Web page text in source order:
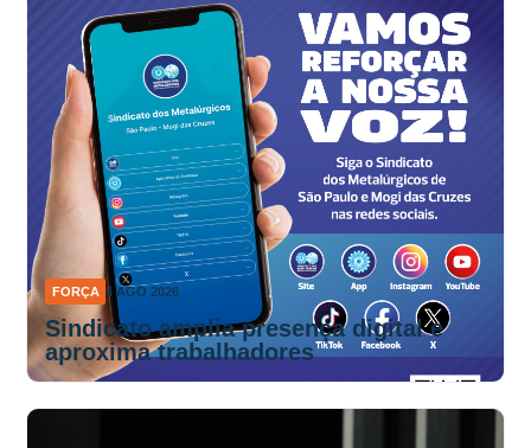
FORÇA 4 AGO 2026
Sindicato amplia presença digital e
aproxima trabalhadores